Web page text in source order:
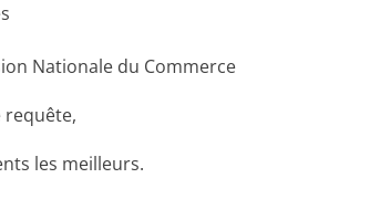
Nationale du Commerce
requête,
les meilleurs.